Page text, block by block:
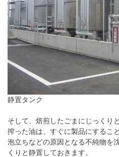
静置タンク
そして、焙煎したごまにじっくり
搾った油は、すぐに製品にするこ
泡立ちなどの原因となる不純物を
くりと静置しておきます。